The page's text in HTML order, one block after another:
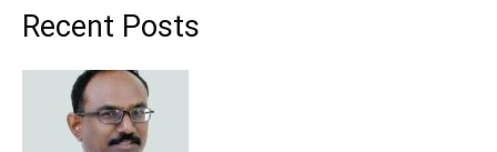
Recent Posts